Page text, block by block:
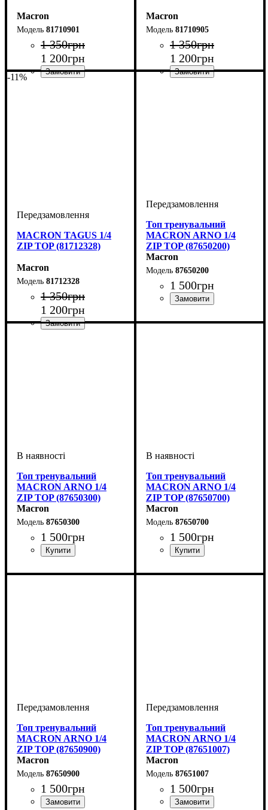
Macron
81710901
1 350грн
1 200грн
Виробник
Колір
Macron
81710905
1 350грн
1 200грн
-11%
MACRON TAGUS 1/4
ZIP TOP (81712328)
Macron
81712328
1 350грн
1 200грн
Топ тренувальний
MACRON ARNO 1/4
ZIP TOP (87650200)
Macron
87650200
1 500грн
Топ тренувальний
MACRON ARNO 1/4
ZIP TOP (87650300)
Macron
87650300
1 500грн
Топ тренувальний
MACRON ARNO 1/4
ZIP TOP (87650700)
Macron
87650700
1 500грн
Топ тренувальний
MACRON ARNO 1/4
ZIP TOP (87650900)
Macron
87650900
1 500грн
Топ тренувальний
MACRON ARNO 1/4
ZIP TOP (87651007)
Macron
87651007
1 500грн